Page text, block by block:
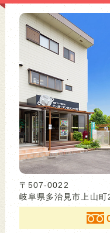
〒507-0022
岐阜県多治見市上山